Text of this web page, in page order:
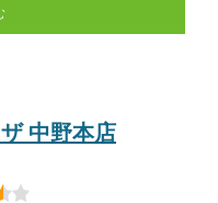
中野本店